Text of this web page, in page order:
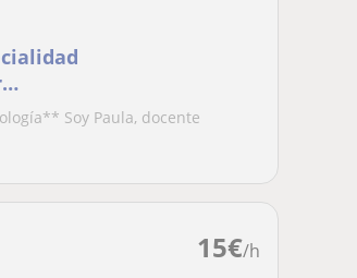
Soy Paula, docente
15€/h